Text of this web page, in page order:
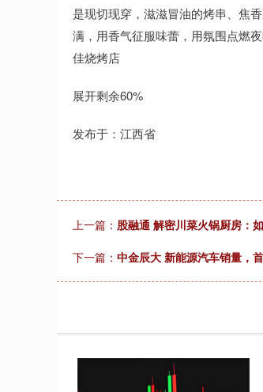
是现切现穿，滋滋冒油的烤串、焦
满，用香气征服味蕾，用氛围点燃
佳烧烤店
展开剩余60%
发布于：江西省
上一篇： 股融通 解密川菜火锅厨房：
下一篇： 中金辰大 新能源汽车销量，